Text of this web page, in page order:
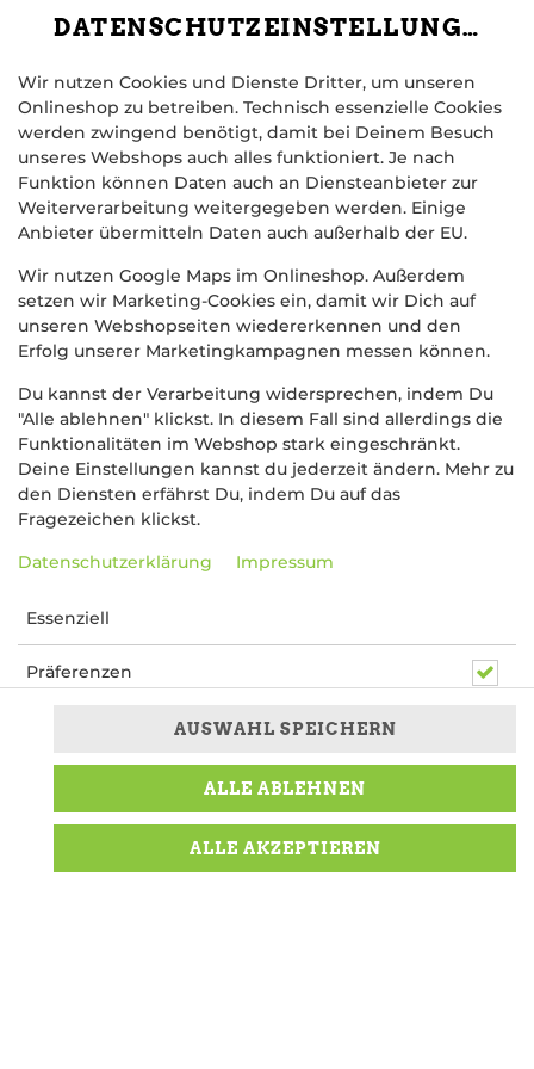
DATENSCHUTZEINSTELLUNGEN
Wir nutzen Cookies und Dienste Dritter, um unseren
Onlineshop zu betreiben. Technisch essenzielle Cookies
werden zwingend benötigt, damit bei Deinem Besuch
unseres Webshops auch alles funktioniert. Je nach
Funktion können Daten auch an Diensteanbieter zur
Weiterverarbeitung weitergegeben werden. Einige
Anbieter übermitteln Daten auch außerhalb der EU.
Wir nutzen Google Maps im Onlineshop. Außerdem
setzen wir Marketing-Cookies ein, damit wir Dich auf
unseren Webshopseiten wiedererkennen und den
Erfolg unserer Marketingkampagnen messen können.
Du kannst der Verarbeitung widersprechen, indem Du
"Alle ablehnen" klickst. In diesem Fall sind allerdings die
Funktionalitäten im Webshop stark eingeschränkt.
Deine Einstellungen kannst du jederzeit ändern. Mehr zu
den Diensten erfährst Du, indem Du auf das
Fragezeichen klickst.
Datenschutzerklärung Impressum
Essenziell
Präferenzen
AUSWAHL SPEICHERN
ALLE ABLEHNEN
ALLE AKZEPTIEREN
BOWLS + GRATIN
Eine unserer knackig frischen Insalata Bowls
Von allen Gutscheinen ausgenommen.